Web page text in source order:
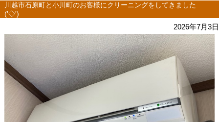
川越市石原町と小川町のお客様にクリーニングをしてきました
('◇')ゞ
2026年7月3日